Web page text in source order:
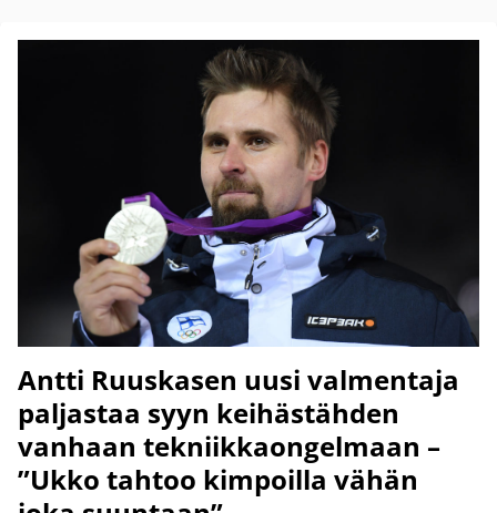
Antti Ruuskasen uusi valmentaja
paljastaa syyn keihästähden
vanhaan tekniikkaongelmaan –
”Ukko tahtoo kimpoilla vähän